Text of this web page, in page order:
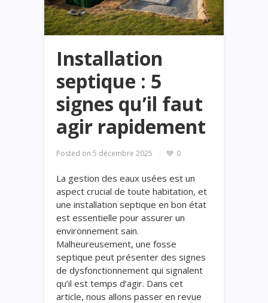
Installation
septique : 5
signes qu’il faut
agir rapidement
Posted on 5 décembre 2025 0
La gestion des eaux usées est un
aspect crucial de toute habitation, et
une installation septique en bon état
est essentielle pour assurer un
environnement sain.
Malheureusement, une fosse
septique peut présenter des signes
de dysfonctionnement qui signalent
qu’il est temps d’agir. Dans cet
article, nous allons passer en revue